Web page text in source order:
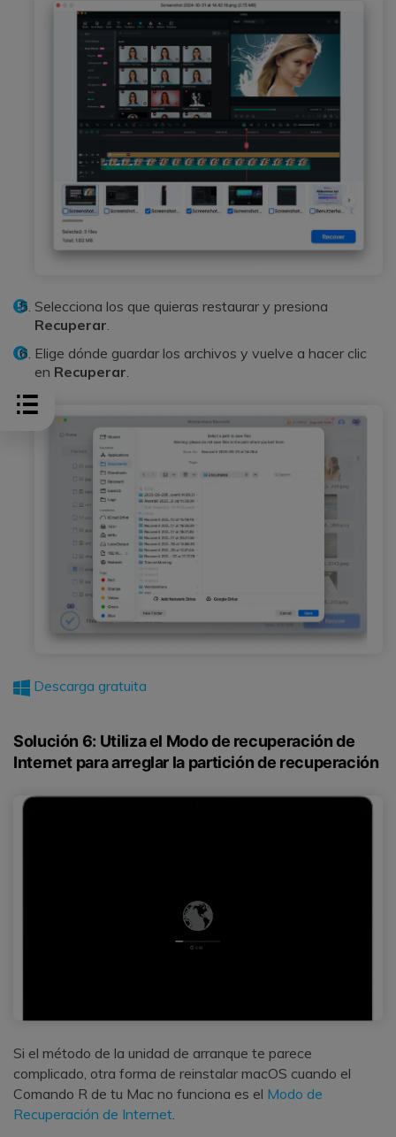
Selecciona los que quieras restaurar y presiona
Recuperar.
Elige dónde guardar los archivos y vuelve a hacer clic
en Recuperar
Descarga gratuita
Solución 6: Utiliza el Modo de recuperación de
Internet para arreglar la partición de recuperación
Si el método de la unidad de arranque te parece
complicado, otra forma de reinstalar macOS cuando el
Comando R de tu Mac no funciona es el Modo de
Recuperación de Internet.